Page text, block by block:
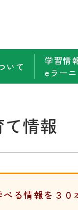
いて
学習情
eラー
情報
る情報を３０